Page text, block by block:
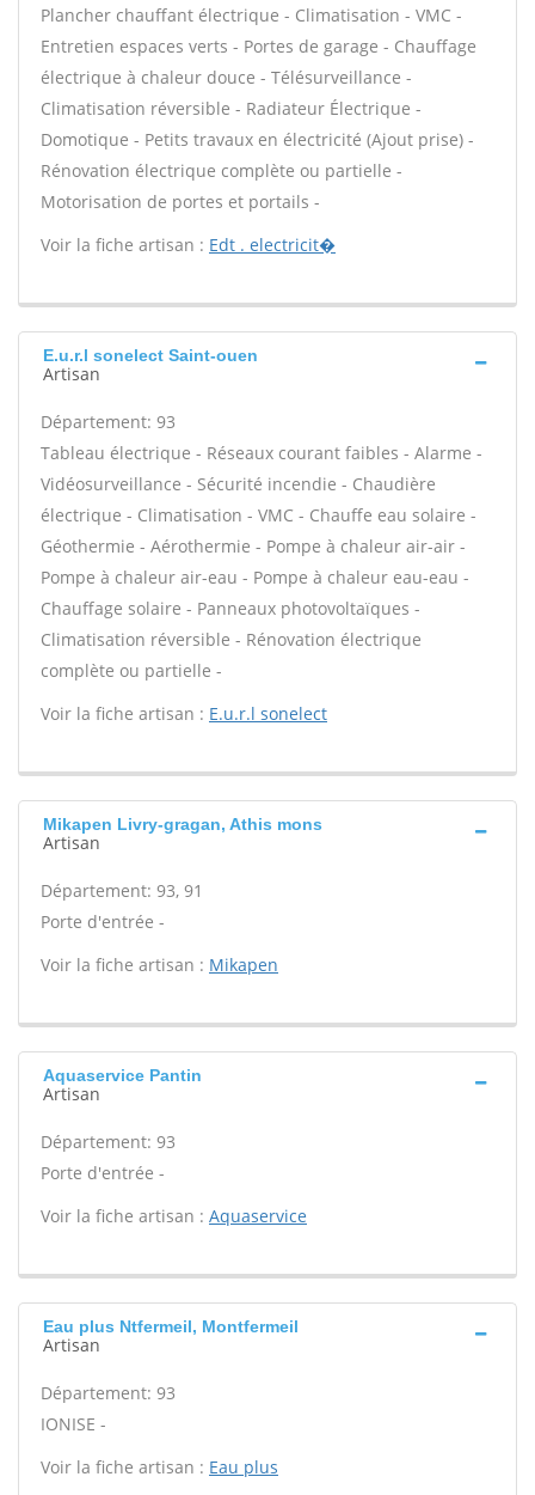
Plancher chauffant électrique - Climatisation - VMC -
Entretien espaces verts - Portes de garage - Chauffage
électrique à chaleur douce - Télésurveillance -
Climatisation réversible - Radiateur Électrique -
Domotique - Petits travaux en électricité (Ajout prise) -
Rénovation électrique complète ou partielle -
Motorisation de portes et portails -
Voir la fiche artisan : Edt . electricit�
E.u.r.l sonelect Saint-ouen
Artisan
Département: 93
Tableau électrique - Réseaux courant faibles - Alarme -
Vidéosurveillance - Sécurité incendie - Chaudière
électrique - Climatisation - VMC - Chauffe eau solaire -
Géothermie - Aérothermie - Pompe à chaleur air-air -
Pompe à chaleur air-eau - Pompe à chaleur eau-eau -
Chauffage solaire - Panneaux photovoltaïques -
Climatisation réversible - Rénovation électrique
complète ou partielle -
Voir la fiche artisan : E.u.r.l sonelect
Mikapen Livry-gragan, Athis mons
Artisan
Département: 93, 91
Porte d'entrée -
Voir la fiche artisan : Mikapen
Aquaservice Pantin
Artisan
Département: 93
Porte d'entrée -
Voir la fiche artisan : Aquaservice
Eau plus Ntfermeil, Montfermeil
Artisan
Département: 93
IONISE -
Voir la fiche artisan : Eau plus